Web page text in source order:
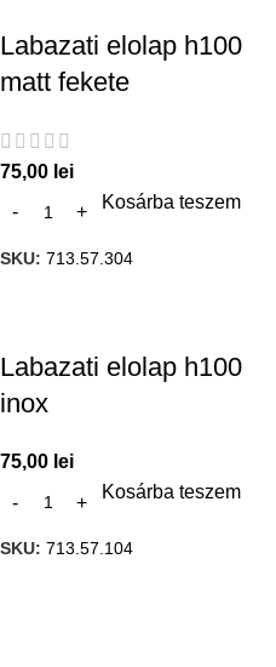
Labazati elolap h100
matt fekete
75,00 lei
Kosárba teszem
SKU: 713.57.304
Labazati elolap h100
inox
75,00 lei
Kosárba teszem
SKU: 713.57.104